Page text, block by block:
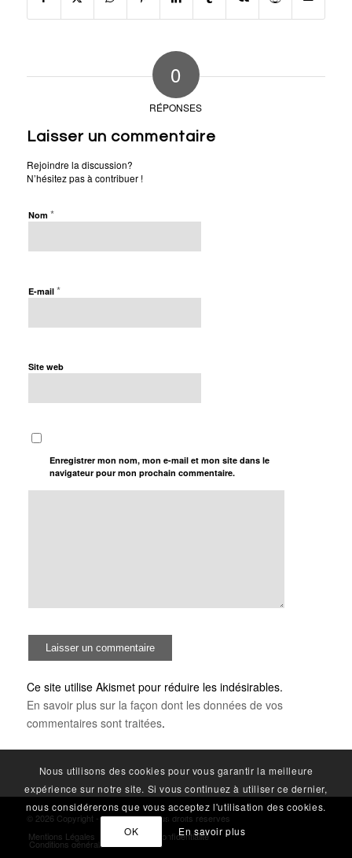
0
RÉPONSES
Laisser un commentaire
Rejoindre la discussion?
N’hésitez pas à contribuer !
Nom *
E-mail *
Site web
Enregistrer mon nom, mon e-mail et mon site dans le
navigateur pour mon prochain commentaire.
Ce site utilise Akismet pour réduire les indésirables.
En savoir plus sur la façon dont les données de vos
commentaires sont traitées.
© 2026 Copyright - RS Factory - tous droits réservés
Mentions Légales
Politique de confidentialité
Conditions générales de vente
Nous utilisons des cookies pour vous garantir la meilleure
expérience sur notre site. Si vous continuez à utiliser ce dernier,
nous considérerons que vous acceptez l'utilisation des cookies.
OK
En savoir plus